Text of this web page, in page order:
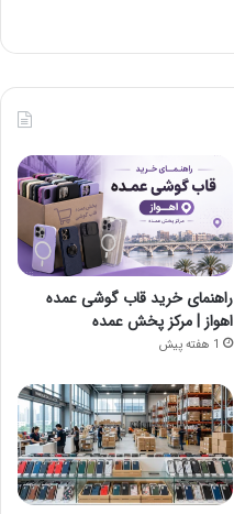
راهنمای خرید قاب گوشی عمده
اهواز | مرکز پخش عمده
1 هفته پیش